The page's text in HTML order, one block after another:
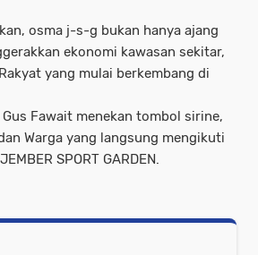
osma j-s-g bukan hanya ajang
ekonomi kawasan sekitar,
yang mulai berkembang di
Fawait menekan tombol sirine,
Warga yang langsung mengikuti
SPORT GARDEN.